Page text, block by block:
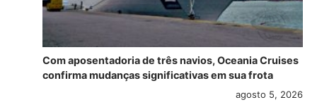
Com aposentadoria de três navios, Oceania Cruises
confirma mudanças significativas em sua frota
agosto 5, 2026